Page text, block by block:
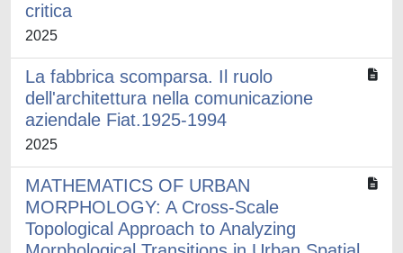
critica
2025
La fabbrica scomparsa. Il ruolo
dell'architettura nella comunicazione
aziendale Fiat.1925-1994
2025
MATHEMATICS OF URBAN
MORPHOLOGY: A Cross-Scale
Topological Approach to Analyzing